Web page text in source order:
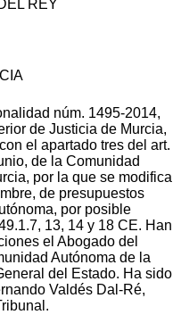
REY
núm. 1495-2014,
de Justicia de Murcia,
el apartado tres del art.
de la Comunidad
por la que se modifica
de presupuestos
por posible
13, 14 y 18 CE. Han
el Abogado del
Autónoma de la
del Estado. Ha sido
Valdés Dal-Ré,